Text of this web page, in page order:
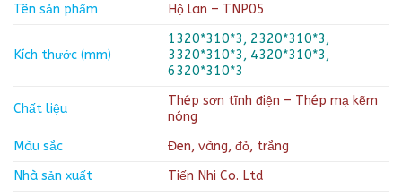
53,000₫.
tại
là:
36,000₫.
Tên sản phẩm Hộ lan – TNP05
Kích thước (mm)
1320*310*3, 2320*310*3,
3320*310*3, 4320*310*3,
6320*310*3
Chất liệu
Thép sơn tĩnh điện – Thép mạ kẽm
nóng
Màu sắc
Đen, vàng, đỏ, trắng
Nhà sản xuất
Tiến Nhi Co. Ltd